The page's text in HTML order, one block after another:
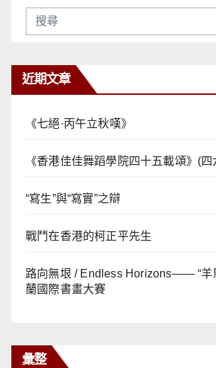
近期文章
《七絕·丙午立秋嘆》
《香港佳佳舞蹈學院四十五載頌》(
“寫生”與“寫實”之辯
戰鬥在香港的柯正平先生
路向無垠 / Endless Horizons—— “羊
蘭國際書畫大賽
彙整